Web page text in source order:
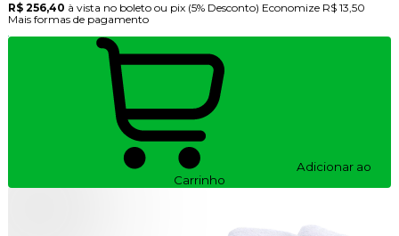
R$ 256,40 à vista no boleto ou pix (5% Desconto) Economize R$ 13,50
Mais formas de pagamento
Adicionar ao
Carrinho